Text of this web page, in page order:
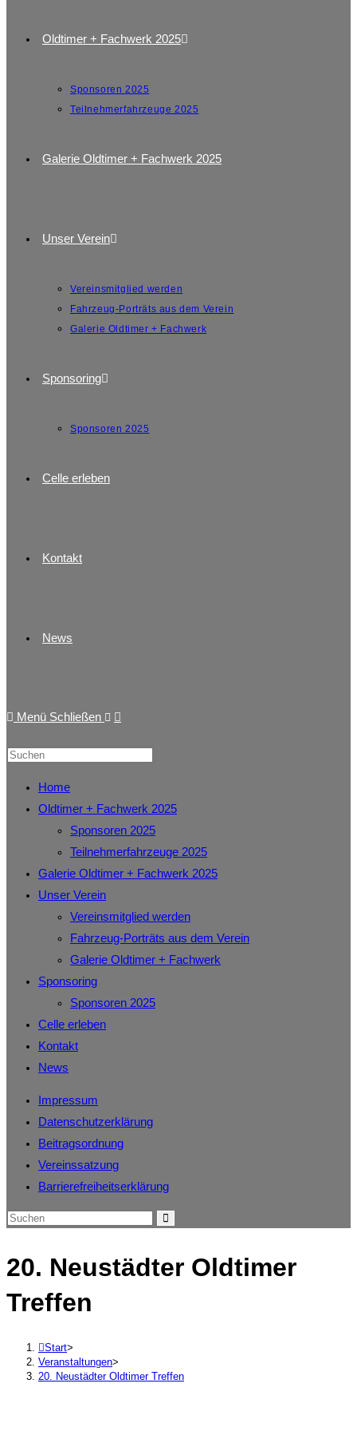
Oldtimer + Fachwerk 2025
Sponsoren 2025
Teilnehmerfahrzeuge 2025
Galerie Oldtimer + Fachwerk 2025
Unser Verein
Vereinsmitglied werden
Fahrzeug-Porträts aus dem Verein
Galerie Oldtimer + Fachwerk
Sponsoring
Sponsoren 2025
Celle erleben
Kontakt
News
Menü Schließen
Home
Oldtimer + Fachwerk 2025
Sponsoren 2025
Teilnehmerfahrzeuge 2025
Galerie Oldtimer + Fachwerk 2025
Unser Verein
Vereinsmitglied werden
Fahrzeug-Porträts aus dem Verein
Galerie Oldtimer + Fachwerk
Sponsoring
Sponsoren 2025
Celle erleben
Kontakt
News
Impressum
Datenschutzerklärung
Beitragsordnung
Vereinssatzung
Barrierefreiheitserklärung
20. Neustädter Oldtimer
Treffen
Start>
Veranstaltungen>
20. Neustädter Oldtimer Treffen